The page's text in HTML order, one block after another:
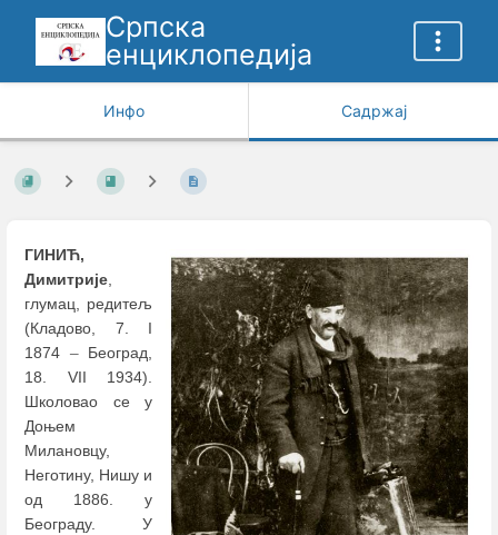
Српска
енциклопедија
Инфо Садржај
ГИНИЋ,
Димитрије,
глумац, редитељ
(Кладово, 7. I
1874 –Београд,
18. VII 1934).
Школовао се у
Доњем
Милановцу,
Неготину, Нишу и
од 1886. у
Београду. У